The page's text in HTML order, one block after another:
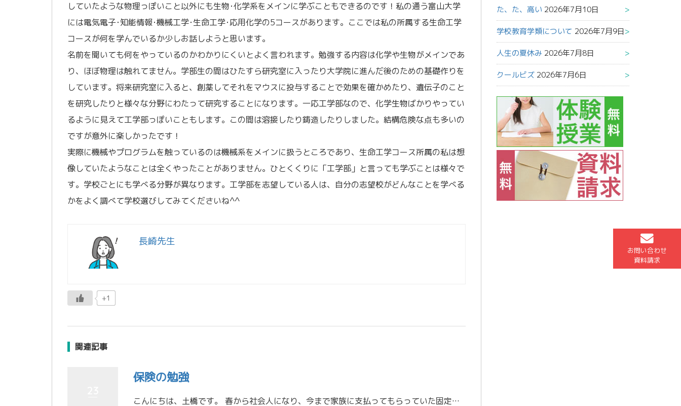
お問い合わせ
資料請求
していたような物理っぽいこと以外にも生物･化学系をメインに学ぶこともできるのです！私の通う富山大学
には電気電子･知能情報･機械工学･生命工学･応用化学の5コースがあります。ここでは私の所属する生命工学
コースが何を学んでいるか少しお話しようと思います。
名前を聞いても何をやっているのかわかりにくいとよく言われます。勉強する内容は化学や生物がメインであ
り、ほぼ物理は触れてません。学部生の間はひたすら研究室に入ったり大学院に進んだ後のための基礎作りを
しています。将来研究室に入ると、創薬してそれをマウスに投与することで効果を確かめたり、遺伝子のこと
を研究したりと様々な分野にわたって研究することになります。一応工学部なので、化学生物ばかりやってい
るように見えて工学部っぽいこともします。この間は溶接したり鋳造したりしました。結構危険な点も多いの
ですが意外に楽しかったです！
実際に機械やプログラムを触っているのは機械系をメインに扱うところであり、生命工学コース所属の私は想
像していたようなことは全くやったことがありません。ひとくくりに「工学部」と言っても学ぶことは様々で
す。学校ごとにも学べる分野が異なります。工学部を志望している人は、自分の志望校がどんなことを学べる
かをよく調べて学校選びしてみてくださいね^^
長崎先生
+1
関連記事
保険の勉強
こんにちは、土橋です。 春から社会人になり、今まで家族に支払ってもらっていた固定費を見直すことにしました。そしてその中でも大物の保険に、昨日、手を付けました。 著書『本当の自由を手に入れるお金の大学』でも有名な両学長のY […]
た、た、高い 2026年7月10日
学校教育学類について 2026年7月9日
人生の夏休み 2026年7月8日
クールビズ 2026年7月6日